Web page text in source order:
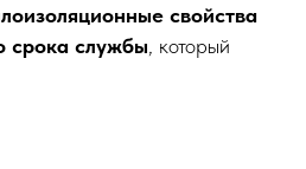
свойства
срока службы, который